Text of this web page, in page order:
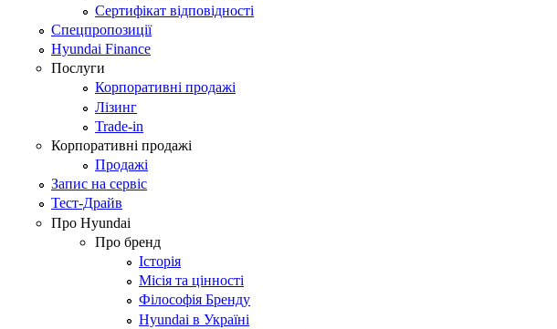
Сертифікат відповідності
Спецпропозиції
Hyundai Finance
Послуги
Корпоративні продажі
Лізинг
Trade-in
Корпоративні продажі
Продажі
Запис на сервіс
Тест-Драйв
Про Hyundai
Про бренд
Історія
Місія та цінності
Філософія Бренду
Hyundai в Україні